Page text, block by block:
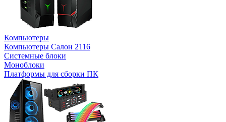
Компьютеры
Компьютеры Салон 2116
Системные блоки
Моноблоки
Платформы для сборки ПК